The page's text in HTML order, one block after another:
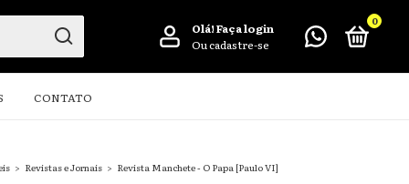
Olá!Faça login
Ou cadastre-se
0
CONTATO
> Revistas e Jornais > Revista Manchete - O Papa [Paulo VI]